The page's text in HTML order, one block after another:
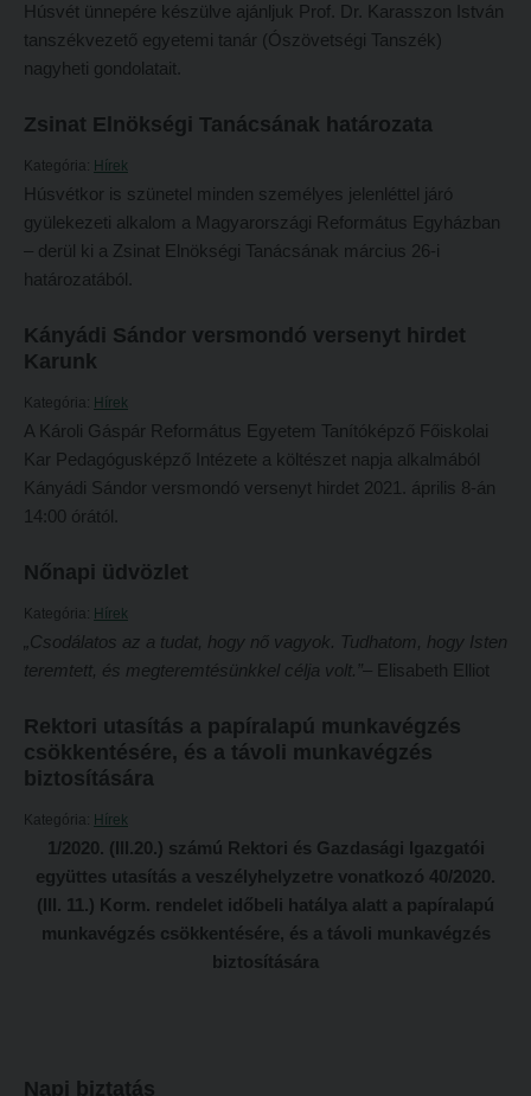
HALLGATÓINKNAK
2026/2027. tanévre felvett hallgatók részére
Órarend
Kari mentorok
Ösztöndíjak és egyéb hallgatói pályázatok
Szakdolgozati tudnivalók
Tanulmányi határidők
Tanulmányi Osztály
Kérelmek – nyomtatványok
Tanulmányi tájékoztató
Tételsorok
Baleset-, munka- és tűzvédelmi megelőző ismeretek hallgatók részére
Moodle, Teams, Microsoft, eduID
Kányádi-verseny
Simonyi-verseny
Tanulva tanítani
Innováció a pedagógushivatásban
Hitéleti képzések jelentkezési lapja
Átvétel más felsőoktatási intézményből
Szakirányú továbbképzések
HALLGATÓINKNAK
2026/2027. tanévre felvett hallgatók részére
Konzultációs időpontok
Órarend
Kari mentorok
Ösztöndíjak és egyéb hallgatói pályázatok
Kari pályázatok
Szakdolgozati tudnivalók
Tanulmányi határidők
Tanulmányi Osztály
Tanulmányi tájékoztató
Tételsorok
Baleset-, munka- és tűzvédelmi megelőző ismeretek hallgatók részére
Moodle, Teams, Microsoft, eduID
ESEMÉNYEK
Kárpátok alatt
Húsvét ünnepére készülve ajánljuk Prof. Dr. Karasszon István
tanszékvezető egyetemi tanár (Ószövetségi Tanszék)
nagyheti gondolatait.
Zsinat Elnökségi Tanácsának határozata
Kategória: Hírek
Húsvétkor is szünetel minden személyes jelenléttel járó
gyülekezeti alkalom a Magyarországi Református Egyházban
– derül ki a Zsinat Elnökségi Tanácsának március 26-i
határozatából.
Kányádi Sándor versmondó versenyt hirdet
Karunk
Kategória: Hírek
A Károli Gáspár Református Egyetem Tanítóképző Főiskolai
Kar Pedagógusképző Intézete a költészet napja alkalmából
Kányádi Sándor versmondó versenyt hirdet 2021. április 8-án
14:00 órától.
Nőnapi üdvözlet
Kategória: Hírek
„Csodálatos az a tudat, hogy nő vagyok. Tudhatom, hogy Isten
teremtett, és megteremtésünkkel célja volt.”– Elisabeth Elliot
Rektori utasítás a papíralapú munkavégzés
csökkentésére, és a távoli munkavégzés
biztosítására
Kategória: Hírek
1/2020. (III.20.) számú Rektori és Gazdasági Igazgatói
együttes utasítás a veszélyhelyzetre vonatkozó 40/2020.
(III. 11.) Korm. rendelet időbeli hatálya alatt a papíralapú
munkavégzés csökkentésére, és a távoli munkavégzés
biztosítására
Napi biztatás